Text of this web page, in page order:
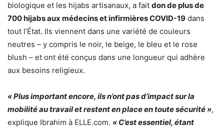
biologique et les hijabs artisanaux, a fait don de plus de
700 hijabs aux médecins et infirmières COVID-19 dans
tout l’État. Ils viennent dans une variété de couleurs
neutres – y compris le noir, le beige, le bleu et le rose
blush – et ont été conçus dans une longueur qui adhère
aux besoins religieux.
« Plus important encore, ils n’ont pas d’impact sur la
mobilité au travail et restent en place en toute sécurité »,
explique Ibrahim à ELLE.com. « C’est essentiel, étant